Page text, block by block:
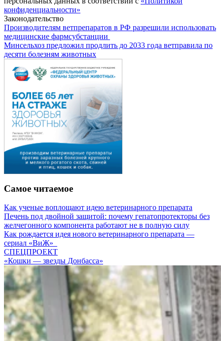
конфиденциальности»
Законодательство
Производителям ветпрепаратов в РФ разрешили использовать
медицинские фармсубстанции
Минсельхоз предложил продлить до 2033 года ветправила по
десяти болезням животных
Самое читаемое
Как ученые воплощают идею ветеринарного препарата
Печень под двойной защитой: почему гепатопротекторы без
желчегонного компонента работают не в полную силу
Как рождается идея нового ветеринарного препарата —
сериал «ВиЖ»
СПЕЦПРОЕКТ
«Кошки — звезды Донбасса»